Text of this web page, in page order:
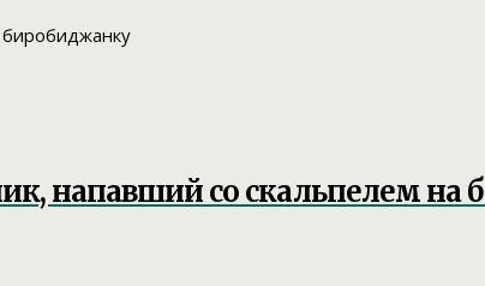
напавший со скальпелем на